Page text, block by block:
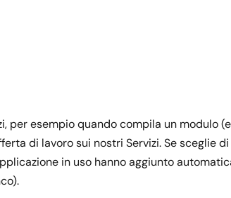
per esempio quando compila un modulo
di lavoro sui nostri Servizi. Se sceglie
in uso hanno aggiunto